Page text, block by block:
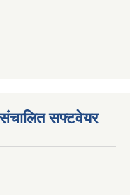
संचालित सफ्टवेयर